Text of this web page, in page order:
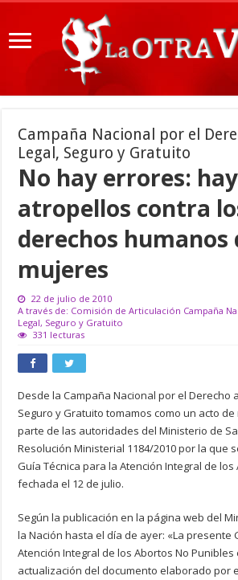
Campaña Nacional por el
Legal, Seguro y Gratuito
No hay errores: hay
atropellos contra
derechos humanos
mujeres
22 de julio de 2010
A través de: Comisión de Articulación Campaña
Legal, Seguro y Gratuito
331 lecturas
Desde la Campaña Nacional por el Derecho
Seguro y Gratuito tomamos como un acto
parte de las autoridades del Ministerio de
Resolución Ministerial 1184/2010 por la que
Guía Técnica para la Atención Integral de
fechada el 12 de julio.
Según la publicación en la página web del
la Nación hasta el día de ayer: «La presente
Atención Integral de los Abortos No
actualización del documento elaborado por